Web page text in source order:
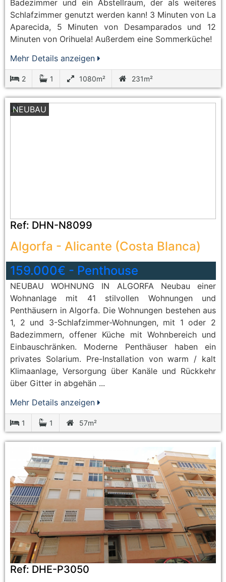
Badezimmer und ein Abstellraum, der als weiteres
Schlafzimmer genutzt werden kann! 3 Minuten von La
Aparecida, 5 Minuten von Desamparados und 12
Minuten von Orihuela! Außerdem eine Sommerküche!
Mehr Details anzeigen
2 1 1080m² 231m²
NEUBAU
Ref: DHN-N8099
Algorfa - Alicante (Costa Blanca)
159.000€ - Penthouse
NEUBAU WOHNUNG IN ALGORFA Neubau einer
Wohnanlage mit 41 stilvollen Wohnungen und
Penthäusern in Algorfa. Die Wohnungen bestehen aus
1, 2 und 3-Schlafzimmer-Wohnungen, mit 1 oder 2
Badezimmern, offener Küche mit Wohnbereich und
Einbauschränken. Moderne Penthäuser haben ein
privates Solarium. Pre-Installation von warm / kalt
Klimaanlage, Versorgung über Kanäle und Rückkehr
über Gitter in abgehän ...
Mehr Details anzeigen
1 1 57m²
Ref: DHE-P3050